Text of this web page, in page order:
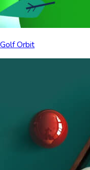
Golf Orbit